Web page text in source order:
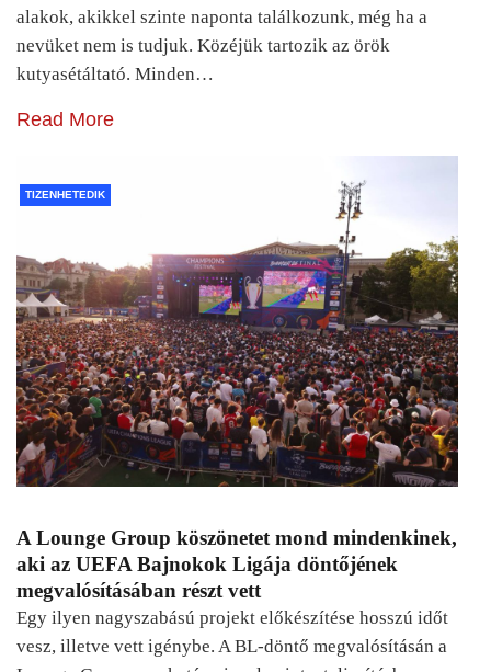
alakok, akikkel szinte naponta találkozunk, még ha a
nevüket nem is tudjuk. Közéjük tartozik az örök
kutyasétáltató. Minden…
Read More
TIZENHETEDIK
A Lounge Group köszönetet mond mindenkinek,
aki az UEFA Bajnokok Ligája döntőjének
megvalósításában részt vett
Egy ilyen nagyszabású projekt előkészítése hosszú időt
vesz, illetve vett igénybe. A BL-döntő megvalósításán a